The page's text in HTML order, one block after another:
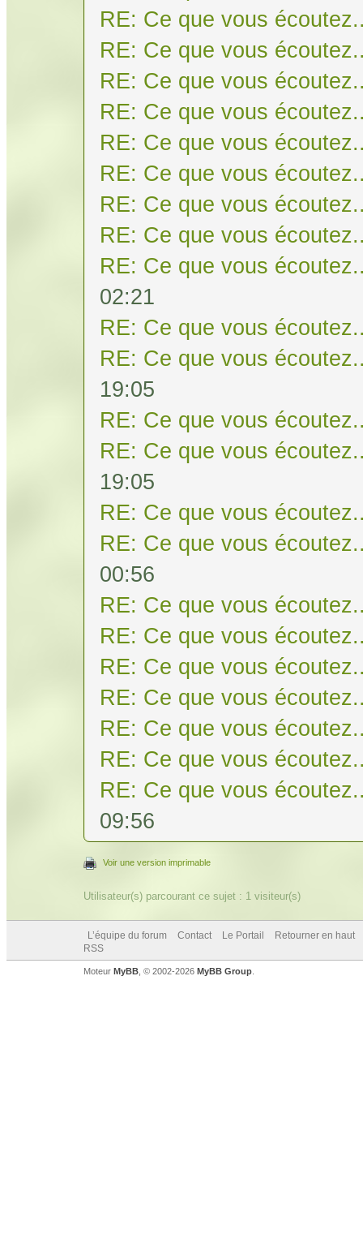
RE: Ce que vous
RE: Ce que vous
RE: Ce que vous
RE: Ce que vous
RE: Ce que vous
RE: Ce que vous
RE: Ce que vous
RE: Ce que vous
RE: Ce que vous
02:21
RE: Ce que vous
RE: Ce que vous
19:05
RE: Ce que vous
RE: Ce que vous
19:05
RE: Ce que vous
RE: Ce que vous
00:56
RE: Ce que vous
RE: Ce que vous
RE: Ce que vous
RE: Ce que vous
RE: Ce que vous
RE: Ce que vous
RE: Ce que vous
09:56
Voir une version imprimable
Utilisateur(s) parcourant ce sujet : 1 visiteur(s)
L’équipe du forum Contact Le Portail
Retourner en haut
RSS
Moteur MyBB , © 2002-2026 MyBB Group